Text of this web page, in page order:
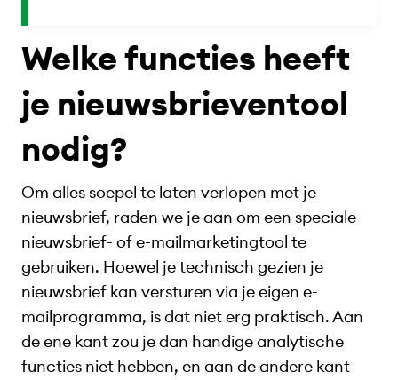
Welke functies heeft
je nieuwsbrieventool
nodig?
Om alles soepel te laten verlopen met je
nieuwsbrief, raden we je aan om een speciale
nieuwsbrief- of e-mailmarketingtool te
gebruiken. Hoewel je technisch gezien je
nieuwsbrief kan versturen via je eigen e-
mailprogramma, is dat niet erg praktisch. Aan
de ene kant zou je dan handige analytische
functies niet hebben, en aan de andere kant